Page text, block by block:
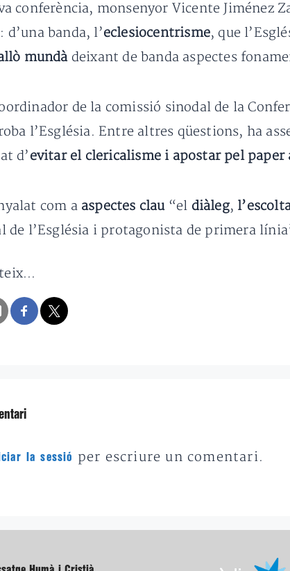
conferència, monsenyor Vicente Jiménez
d’una banda, l’eclesiocentrisme, que
mundàdeixant de banda aspectes
de la comissió sinodal de la
l’Església. Entre altres qüestions, ha
d’evitar el clericalisme i apostar pel paper
com a aspectes clau“el diàleg,
de l’Església i protagonista de primera
la sessió per escriure un comentari.